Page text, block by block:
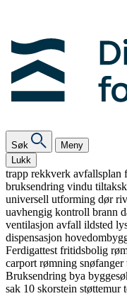
Søk
Meny
Lukk
trapp rekkverk avfallsplan
bruksendring vindu
universell utforming dør
uavhengig kontroll brann
ventilasjon avfall ildsted
dispensasjon
Ferdigattest fritidsbolig
carport rømning snøfanger
Bruksendring bya
sak 10 skorstein støttemur